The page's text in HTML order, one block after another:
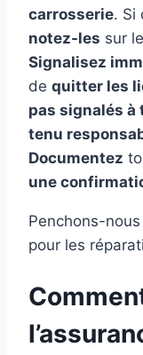
carrosserie. Si
notez-les sur le
Signalisez
de quitter les
pas signalés à
tenu
Documentez
une
Penchons-
pour les